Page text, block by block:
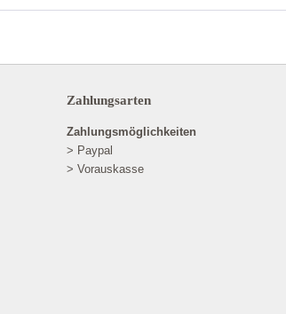
Zahlungsarten
Zahlungsmöglichkeiten
> Paypal
> Vorauskasse